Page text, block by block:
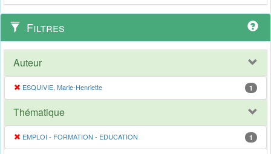
Filtres
Auteur
ESQUIVIE, Marie-Henriette 1
Thématique
EMPLOI - FORMATION - EDUCATION 1